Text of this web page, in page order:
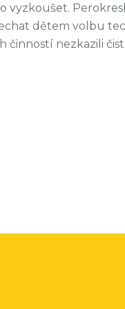
vyzkoušet.
dětem volbu
činností nezkazili